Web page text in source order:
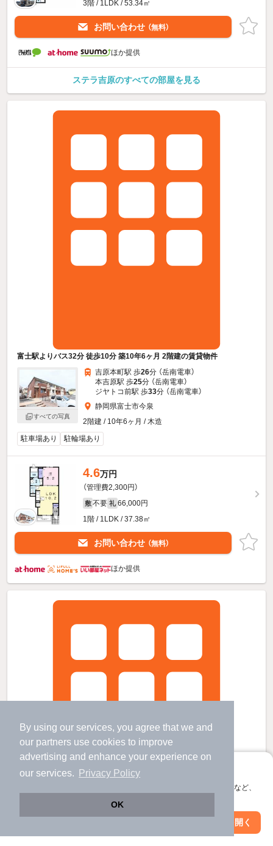
By using our services, you agree that we and
our partners use cookies to improve
advertising and enhance your experience on
our services.
Privacy Policy
OK
アプリに切り替えて、サクサクお部屋探し
会員登録なしですぐ使える。マップ検索やお気に入り保存など、
アプリを開く
3階 / 1LDK / 53.34㎡
お問い合わせ （無料）
ほか提供
ステラ吉原のすべての部屋を見る
富士駅よりバス32分 徒歩10分 築10年6ヶ月 2階建の賃貸物件
すべての写真
吉原本町駅 歩26分 （岳南電車）
本吉原駅 歩25分 （岳南電車）
ジヤトコ前駅 歩33分 （岳南電車）
静岡県富士市今泉
2階建 / 10年6ヶ月 / 木造
駐車場あり
駐輪場あり
4.6万円
（管理費2,300円）
敷 不要 礼 66,000円
1階 / 1LDK / 37.38㎡
お問い合わせ （無料）
ほか提供
絞り込み条件を変更